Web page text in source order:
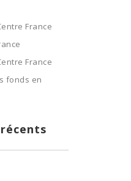
France
France
fonds en